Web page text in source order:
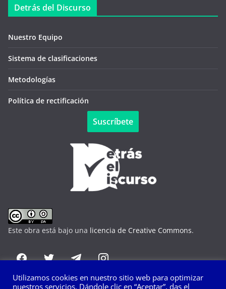
Detrás del Discurso
Nuestro Equipo
Sistema de clasificaciones
Metodologías
Política de rectificación
Suscríbete
Este obra está bajo una licencia de Creative Commons.
Utilizamos cookies en nuestro sitio web para optimizar
nuestros servicios. Dándole clic en “Aceptar”, das el